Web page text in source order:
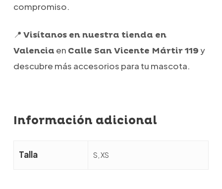
compromiso.
📍 Visítanos en nuestra tienda en
Valencia en Calle San Vicente Mártir 119y
descubre más accesorios para tu mascota.
Información adicional
Talla S, XS